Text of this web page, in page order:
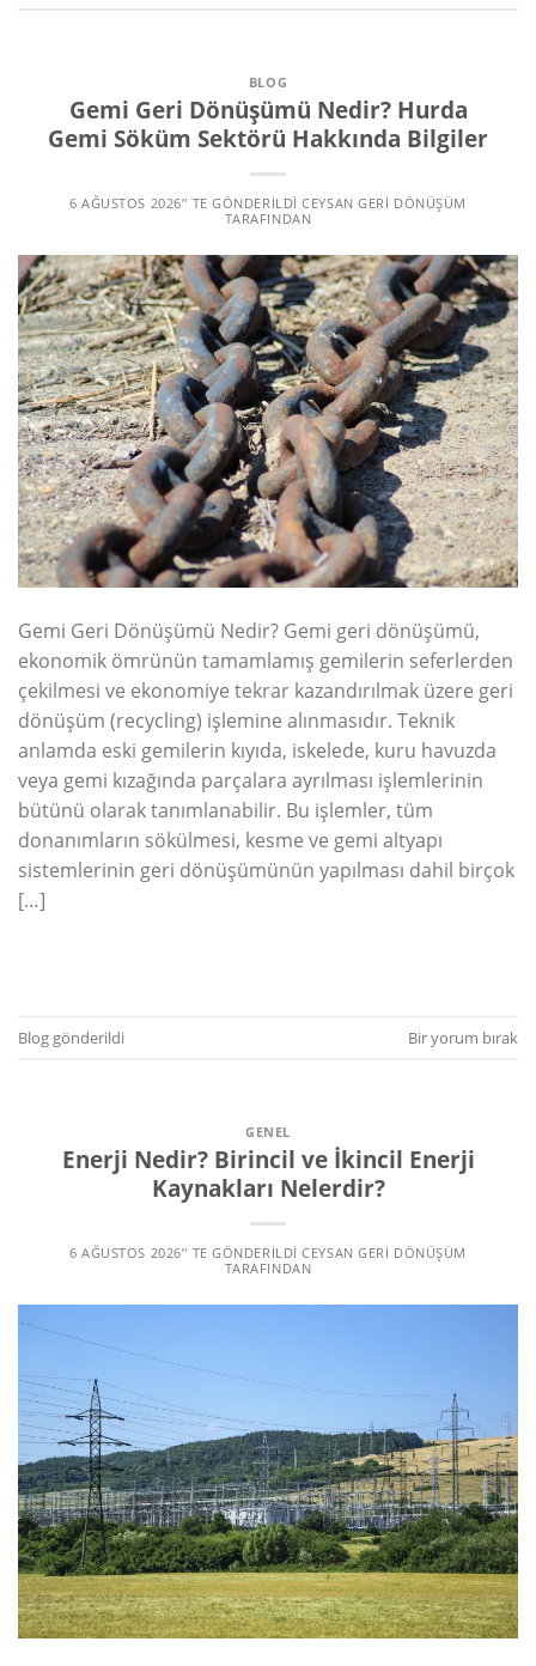
BLOG
Gemi Geri Dönüşümü Nedir? Hurda
Gemi Söküm Sektörü Hakkında Bilgiler
6 AĞUSTOS 2026’' TE GÖNDERILDI CEYSAN GERI DÖNÜŞÜM
TARAFINDAN
Gemi Geri Dönüşümü Nedir? Gemi geri dönüşümü,
ekonomik ömrünün tamamlamış gemilerin seferlerden
çekilmesi ve ekonomiye tekrar kazandırılmak üzere geri
dönüşüm (recycling) işlemine alınmasıdır. Teknik
anlamda eski gemilerin kıyıda, iskelede, kuru havuzda
veya gemi kızağında parçalara ayrılması işlemlerinin
bütünü olarak tanımlanabilir. Bu işlemler, tüm
donanımların sökülmesi, kesme ve gemi altyapı
sistemlerinin geri dönüşümünün yapılması dahil birçok
[…]
Blog gönderildi Bir yorum bırak
GENEL
Enerji Nedir? Birincil ve İkincil Enerji
Kaynakları Nelerdir?
6 AĞUSTOS 2026’' TE GÖNDERILDI CEYSAN GERI DÖNÜŞÜM
TARAFINDAN